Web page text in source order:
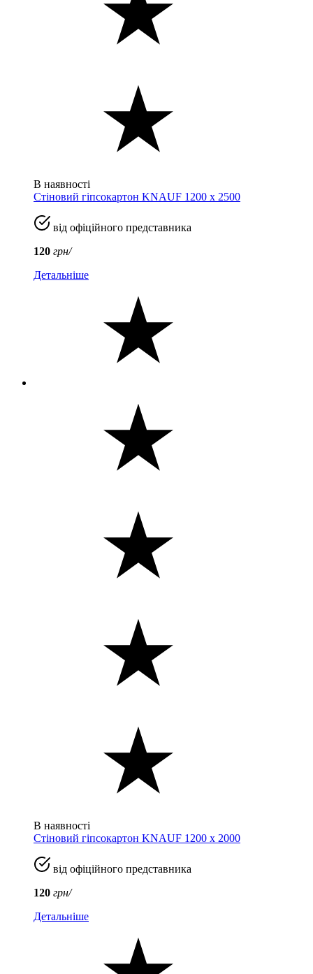
В наявності
Стіновий гіпсокартон KNAUF 1200 х 2500
від офіційного представника
120 грн/
Детальніше
В наявності
Стіновий гіпсокартон KNAUF 1200 х 2000
від офіційного представника
120 грн/
Детальніше